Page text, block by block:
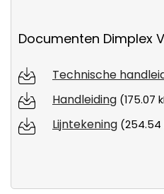
Documenten Dimplex
Technische
Handleiding (175.07
Lijntekening (254.54